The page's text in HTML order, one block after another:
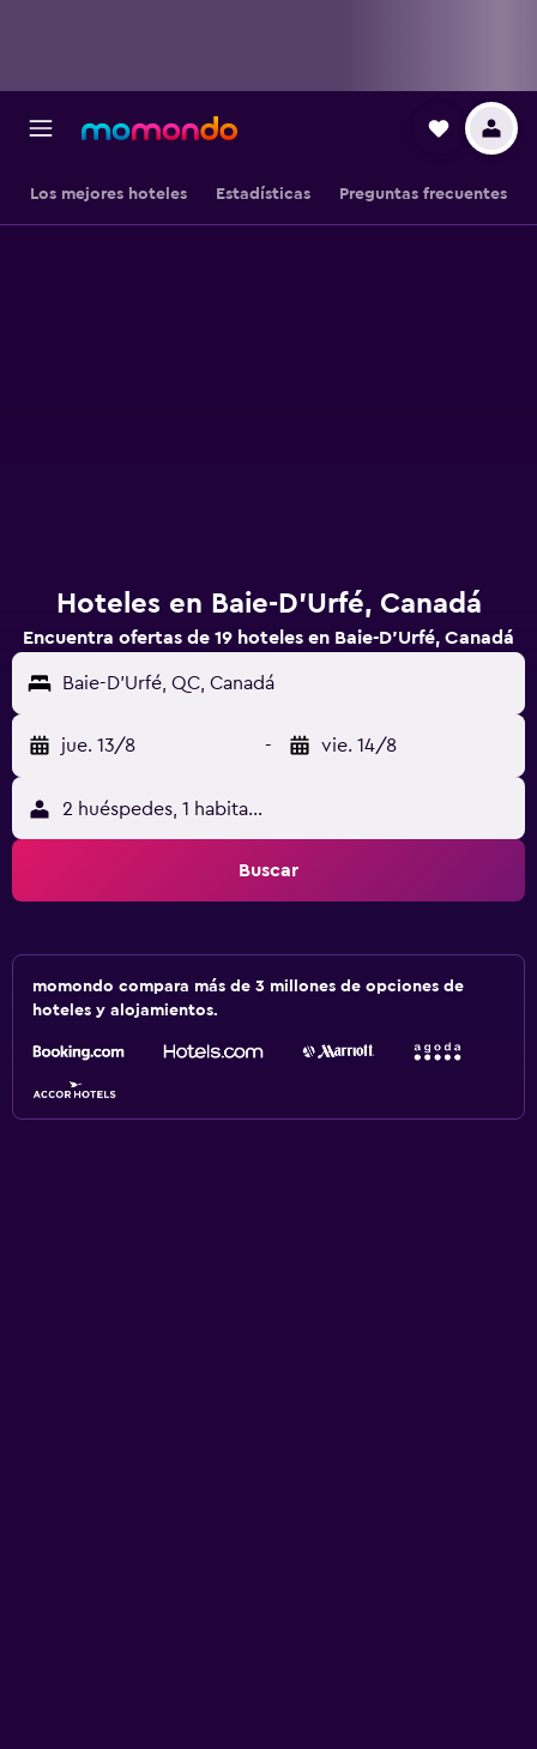
Los mejores hoteles Estadísticas Preguntas frecuentes
Hoteles en Baie-D'Urfé, Canadá
Encuentra ofertas de 19 hoteles en Baie-D'Urfé, Canadá
Baie-D'Urfé, QC, Canadá
jue. 13/8 - vie. 14/8
2 huéspedes, 1 habitación
Buscar
momondo compara más de 3 millones de opciones de
hoteles y alojamientos.